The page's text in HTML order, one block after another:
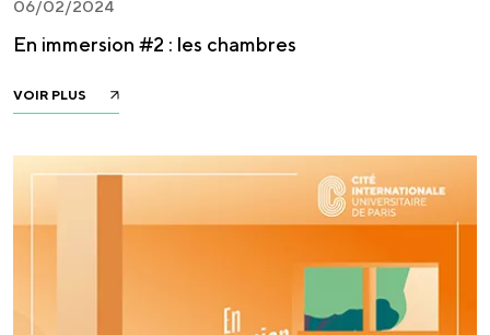
06/02/2024
En immersion #2 : les chambres
VOIR PLUS